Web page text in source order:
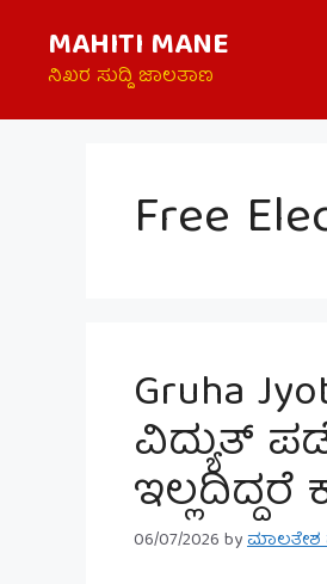
content
MAHITI MANE
ನಿಖರ ಸುದ್ದಿ ಜಾಲತಾಣ
Free
Gruha
ವಿದ್ಯುತ್
06/07/2026by